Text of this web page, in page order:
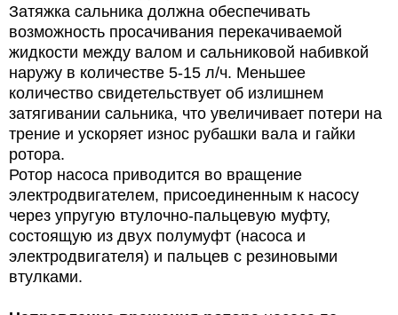
Затяжка сальника должна обеспечивать
возможность просачивания перекачиваемой
жидкости между валом и сальниковой набивкой
наружу в количестве 5-15 л/ч. Меньшее
количество свидетельствует об излишнем
затягивании сальника, что увеличивает потери на
трение и ускоряет износ рубашки вала и гайки
ротора.
Ротор насоса приводится во вращение
электродвигателем, присоединенным к насосу
через упругую втулочно-пальцевую муфту,
состоящую из двух полумуфт (насоса и
электродвигателя) и пальцев с резиновыми
втулками.